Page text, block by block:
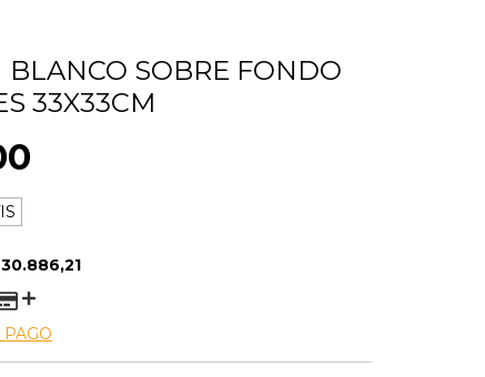
BLANCO SOBRE FONDO
33X33CM